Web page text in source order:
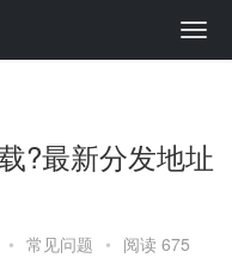
?最新分发地址
• 常见问题 • 阅读 675